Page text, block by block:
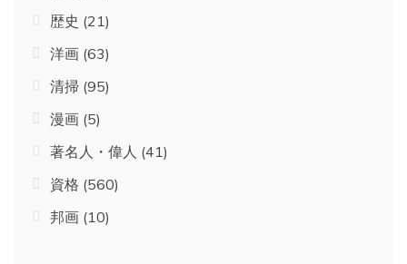
歴史 (21)
洋画 (63)
清掃 (95)
漫画 (5)
著名人・偉人 (41)
資格 (560)
邦画 (10)